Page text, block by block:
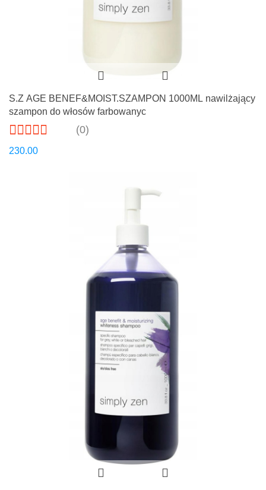
S.Z AGE BENEF&MOIST.SZAMPON 1000ML nawilżający
szampon do włosów farbowanyc
(0)
230.00